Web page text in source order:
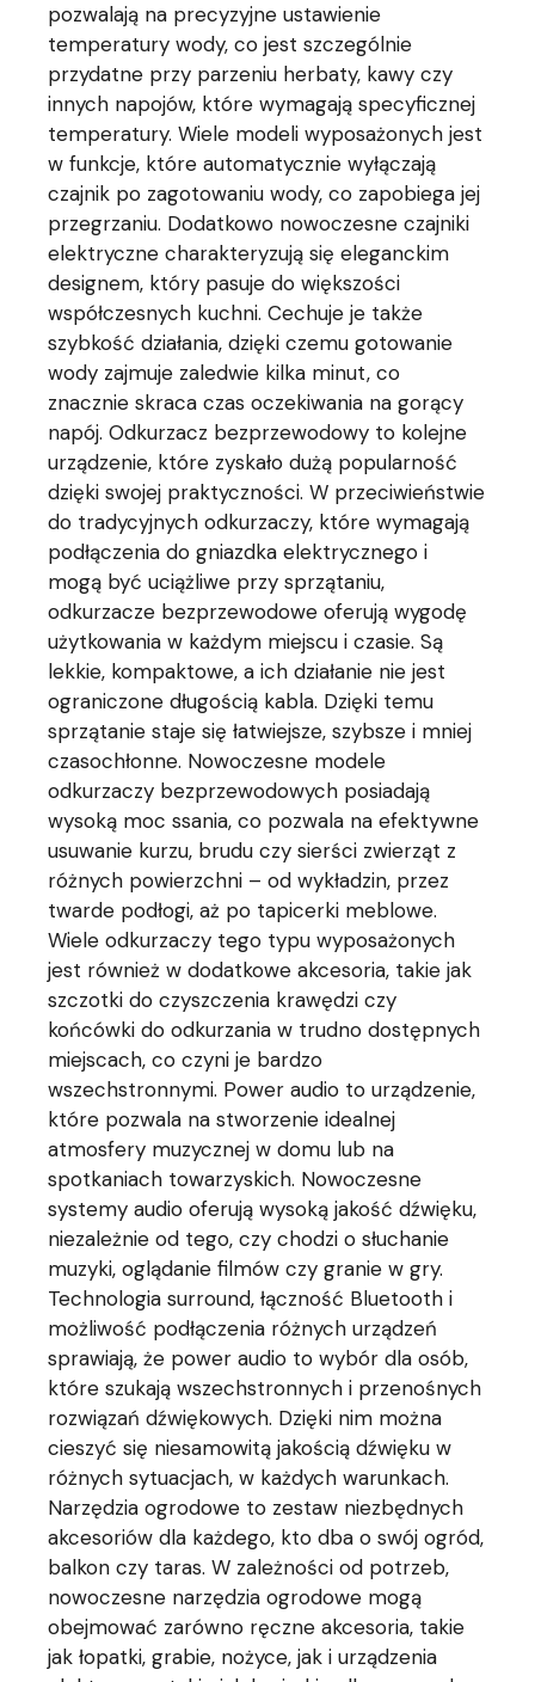
pozwalają na precyzyjne ustawienie
temperatury wody, co jest szczególnie
przydatne przy parzeniu herbaty, kawy czy
innych napojów, które wymagają specyficznej
temperatury. Wiele modeli wyposażonych jest
w funkcje, które automatycznie wyłączają
czajnik po zagotowaniu wody, co zapobiega jej
przegrzaniu. Dodatkowo nowoczesne czajniki
elektryczne charakteryzują się eleganckim
designem, który pasuje do większości
współczesnych kuchni. Cechuje je także
szybkość działania, dzięki czemu gotowanie
wody zajmuje zaledwie kilka minut, co
znacznie skraca czas oczekiwania na gorący
napój. Odkurzacz bezprzewodowy to kolejne
urządzenie, które zyskało dużą popularność
dzięki swojej praktyczności. W przeciwieństwie
do tradycyjnych odkurzaczy, które wymagają
podłączenia do gniazdka elektrycznego i
mogą być uciążliwe przy sprzątaniu,
odkurzacze bezprzewodowe oferują wygodę
użytkowania w każdym miejscu i czasie. Są
lekkie, kompaktowe, a ich działanie nie jest
ograniczone długością kabla. Dzięki temu
sprzątanie staje się łatwiejsze, szybsze i mniej
czasochłonne. Nowoczesne modele
odkurzaczy bezprzewodowych posiadają
wysoką moc ssania, co pozwala na efektywne
usuwanie kurzu, brudu czy sierści zwierząt z
różnych powierzchni – od wykładzin, przez
twarde podłogi, aż po tapicerki meblowe.
Wiele odkurzaczy tego typu wyposażonych
jest również w dodatkowe akcesoria, takie jak
szczotki do czyszczenia krawędzi czy
końcówki do odkurzania w trudno dostępnych
miejscach, co czyni je bardzo
wszechstronnymi. Power audio to urządzenie,
które pozwala na stworzenie idealnej
atmosfery muzycznej w domu lub na
spotkaniach towarzyskich. Nowoczesne
systemy audio oferują wysoką jakość dźwięku,
niezależnie od tego, czy chodzi o słuchanie
muzyki, oglądanie filmów czy granie w gry.
Technologia surround, łączność Bluetooth i
możliwość podłączenia różnych urządzeń
sprawiają, że power audio to wybór dla osób,
które szukają wszechstronnych i przenośnych
rozwiązań dźwiękowych. Dzięki nim można
cieszyć się niesamowitą jakością dźwięku w
różnych sytuacjach, w każdych warunkach.
Narzędzia ogrodowe to zestaw niezbędnych
akcesoriów dla każdego, kto dba o swój ogród,
balkon czy taras. W zależności od potrzeb,
nowoczesne narzędzia ogrodowe mogą
obejmować zarówno ręczne akcesoria, takie
jak łopatki, grabie, nożyce, jak i urządzenia